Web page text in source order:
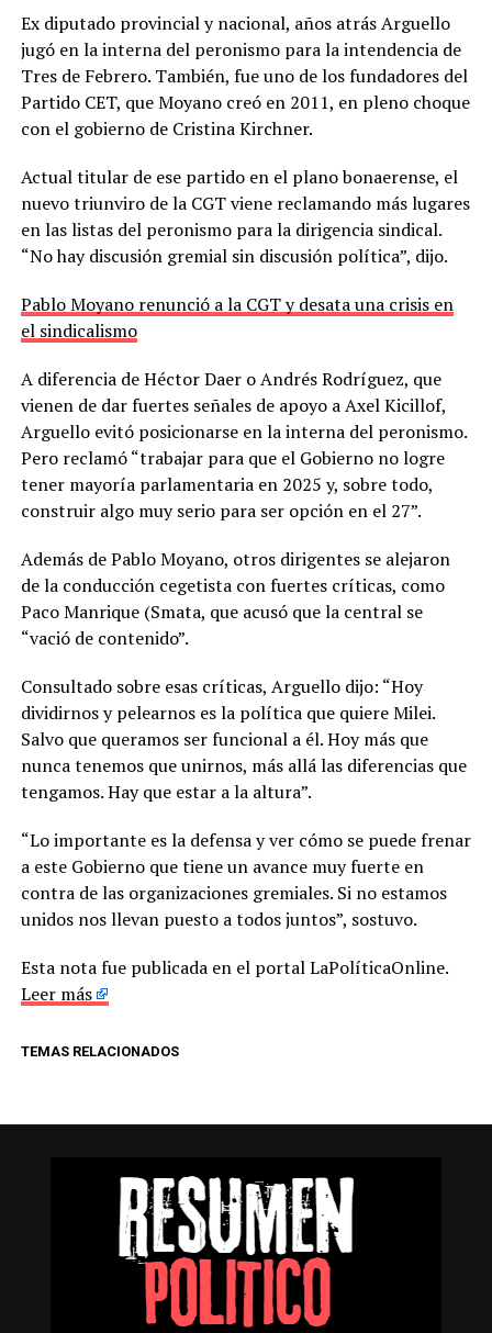
Ex diputado provincial y nacional, años atrás Arguello
jugó en la interna del peronismo para la intendencia de
Tres de Febrero. También, fue uno de los fundadores del
Partido CET, que Moyano creó en 2011, en pleno choque
con el gobierno de Cristina Kirchner.
Actual titular de ese partido en el plano bonaerense, el
nuevo triunviro de la CGT viene reclamando más lugares
en las listas del peronismo para la dirigencia sindical.
“No hay discusión gremial sin discusión política”, dijo.
Pablo Moyano renunció a la CGT y desata una crisis en
el sindicalismo
A diferencia de Héctor Daer o Andrés Rodríguez, que
vienen de dar fuertes señales de apoyo a Axel Kicillof,
Arguello evitó posicionarse en la interna del peronismo.
Pero reclamó “trabajar para que el Gobierno no logre
tener mayoría parlamentaria en 2025 y, sobre todo,
construir algo muy serio para ser opción en el 27”.
Además de Pablo Moyano, otros dirigentes se alejaron
de la conducción cegetista con fuertes críticas, como
Paco Manrique (Smata, que acusó que la central se
“vació de contenido”.
Consultado sobre esas críticas, Arguello dijo: “Hoy
dividirnos y pelearnos es la política que quiere Milei.
Salvo que queramos ser funcional a él. Hoy más que
nunca tenemos que unirnos, más allá las diferencias que
tengamos. Hay que estar a la altura”.
“Lo importante es la defensa y ver cómo se puede frenar
a este Gobierno que tiene un avance muy fuerte en
contra de las organizaciones gremiales. Si no estamos
unidos nos llevan puesto a todos juntos”, sostuvo.
Esta nota fue publicada en el portal LaPolíticaOnline.
Leer más
TEMAS RELACIONADOS